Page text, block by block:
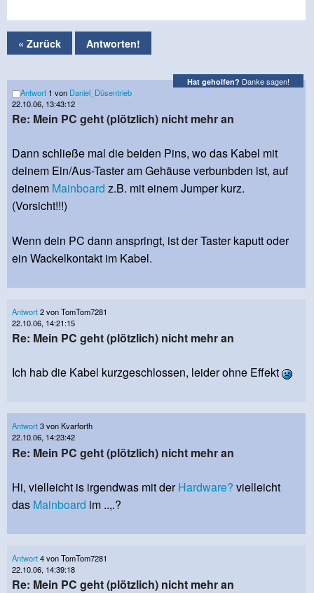
« Zurück Antworten!
Hat geholfen? Danke sagen!
Antwort 1 von Daniel_Düsentrieb
22.10.06, 13:43:12
Re: Mein PC geht (plötzlich) nicht mehr an
Dann schließe mal die beiden Pins, wo das Kabel mit
deinem Ein/Aus-Taster am Gehäuse verbunbden ist, auf
deinem Mainboard z.B. mit einem Jumper kurz.
(Vorsicht!!!)
Wenn dein PC dann anspringt, ist der Taster kaputt oder
ein Wackelkontakt im Kabel.
Antwort2 von TomTom7281
22.10.06, 14:21:15
Re: Mein PC geht (plötzlich) nicht mehr an
Ich hab die Kabel kurzgeschlossen, leider ohne Effekt
Antwort3 von Kvarforth
22.10.06, 14:23:42
Re: Mein PC geht (plötzlich) nicht mehr an
Hi, vielleicht is irgendwas mit derHardware? vielleicht
das Mainboard im ..,.?
Antwort4 von TomTom7281
22.10.06, 14:39:18
Re: Mein PC geht (plötzlich) nicht mehr an